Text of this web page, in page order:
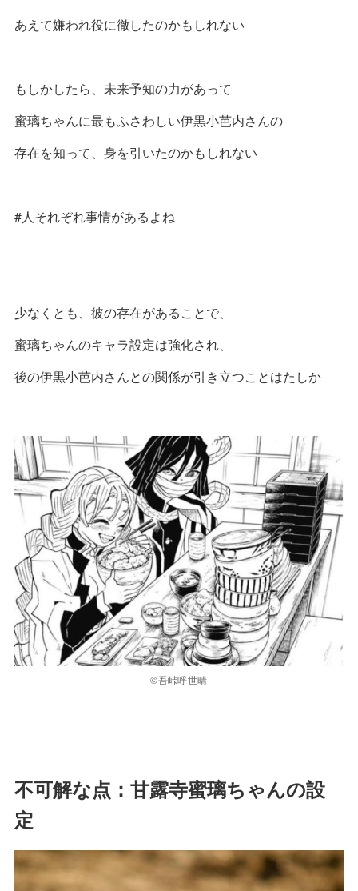
あえて嫌われ役に徹したのかもしれない
もしかしたら、未来予知の力があって
蜜璃ちゃんに最もふさわしい伊黒小芭内さんの
存在を知って、身を引いたのかもしれない
#人それぞれ事情があるよね
少なくとも、彼の存在があることで、
蜜璃ちゃんのキャラ設定は強化され、
後の伊黒小芭内さんとの関係が引き立つことはたしか
©吾峠呼世晴
不可解な点：甘露寺蜜璃ちゃんの設
定